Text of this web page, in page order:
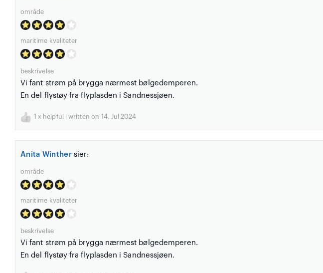
område
maritime kvaliteter
beskrivelse
Vi fant strøm på brygga nærmest bølgedemperen.
En del flystøy fra flyplasden i Sandnessjøen.
1 x helpful | written on 14. Jul 2024
Anita Winthersier:
område
maritime kvaliteter
beskrivelse
Vi fant strøm på brygga nærmest bølgedemperen.
En del flystøy fra flyplasden i Sandnessjøen.